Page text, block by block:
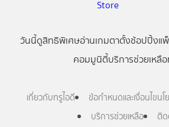
วันนี้ดูสิทธิพิเศษอ่านเกมตาตั้งช้อปปิ้งแ
คอมมูนิตี้บริการช่วยเหลื
เกี่ยวกับทรูไอดี ข้อกำหนดและเงื่อนไขนโ
บริการช่วยเหลือ
ติด